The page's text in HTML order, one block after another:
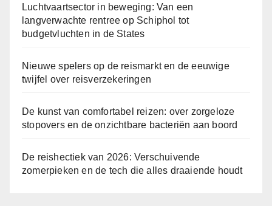
Luchtvaartsector in beweging: Van een
langverwachte rentree op Schiphol tot
budgetvluchten in de States
Nieuwe spelers op de reismarkt en de eeuwige
twijfel over reisverzekeringen
De kunst van comfortabel reizen: over zorgeloze
stopovers en de onzichtbare bacteriën aan boord
De reishectiek van 2026: Verschuivende
zomerpieken en de tech die alles draaiende houdt